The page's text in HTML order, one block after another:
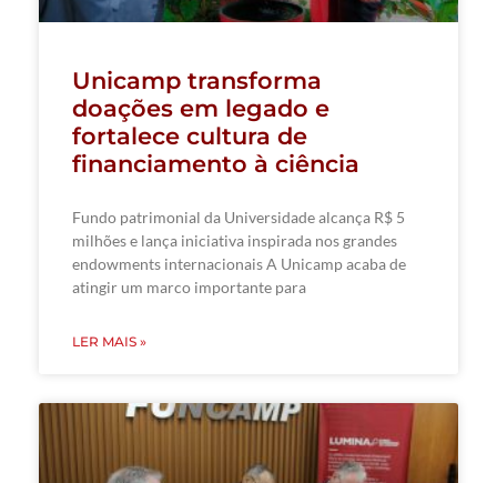
Unicamp transforma
doações em legado e
fortalece cultura de
financiamento à ciência
Fundo patrimonial da Universidade alcança R$ 5
milhões e lança iniciativa inspirada nos grandes
endowments internacionais A Unicamp acaba de
atingir um marco importante para
LER MAIS »